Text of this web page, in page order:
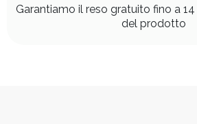
Garantiamo il reso gratuito fino a
del prodotto